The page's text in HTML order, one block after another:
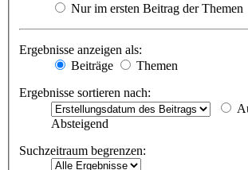
Nur im ersten Beitrag der Themen
Ergebnisse anzeigen als:
Beiträge
Themen
Ergebnisse sortieren nach:
Absteigend
Suchzeitraum begrenzen: